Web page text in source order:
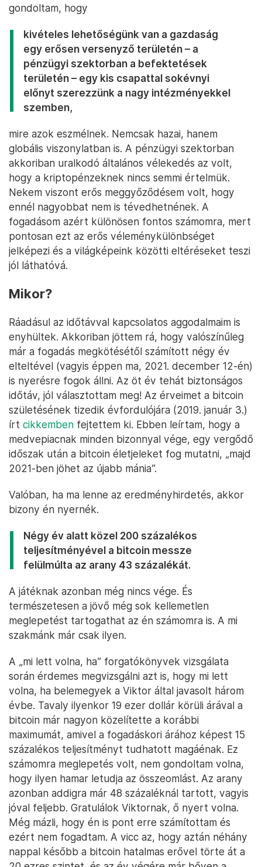
gondoltam, hogy
kivételes lehetőségünk van a gazdaság
egy erősen versenyző területén – a
pénzügyi szektorban a befektetések
területén – egy kis csapattal sokévnyi
előnyt szerezzünk a nagy intézményekkel
szemben,
mire azok eszmélnek. Nemcsak hazai, hanem
globális viszonylatban is. A pénzügyi szektorban
akkoriban uralkodó általános vélekedés az volt,
hogy a kriptopénzeknek nincs semmi értelmük.
Nekem viszont erős meggyőződésem volt, hogy
ennél nagyobbat nem is tévedhetnének. A
fogadásom azért különösen fontos számomra, mert
pontosan ezt az erős véleménykülönbséget
jelképezi és a világképeink közötti eltéréseket teszi
jól láthatóvá.
Mikor?
Ráadásul az időtávval kapcsolatos aggodalmaim is
enyhültek. Akkoriban jöttem rá, hogy valószínűleg
már a fogadás megkötésétől számított négy év
elteltével (vagyis éppen ma, 2021. december 12-én)
is nyerésre fogok állni. Az öt év tehát biztonságos
időtáv, jól választottam meg! Az érveimet a bitcoin
születésének tizedik évfordulójára (2019. január 3.)
írt cikkemben fejtettem ki. Ebben leírtam, hogy a
medvepiacnak minden bizonnyal vége, egy vergődő
időszak után a bitcoin életjeleket fog mutatni, „majd
2021-ben jöhet az újabb mánia”.
Valóban, ha ma lenne az eredményhirdetés, akkor
bizony én nyernék.
Négy év alatt közel 200 százalékos
teljesítményével a bitcoin messze
felülmúlta az arany 43 százalékát.
A játéknak azonban még nincs vége. És
természetesen a jövő még sok kellemetlen
meglepetést tartogathat az én számomra is. A mi
szakmánk már csak ilyen.
A „mi lett volna, ha” forgatókönyvek vizsgálata
során érdemes megvizsgálni azt is, hogy mi lett
volna, ha belemegyek a Viktor által javasolt három
évbe. Tavaly ilyenkor 19 ezer dollár körüli árával a
bitcoin már nagyon közelítette a korábbi
maximumát, amivel a fogadáskori árához képest 15
százalékos teljesítményt tudhatott magáénak. Ez
számomra meglepetés volt, nem gondoltam volna,
hogy ilyen hamar letudja az összeomlást. Az arany
azonban addigra már 48 százaléknál tartott, vagyis
jóval feljebb. Gratulálok Viktornak, ő nyert volna.
Még mázli, hogy én is pont erre számítottam és
ezért nem fogadtam. A vicc az, hogy aztán néhány
nappal később a bitcoin hatalmas erővel törte át a